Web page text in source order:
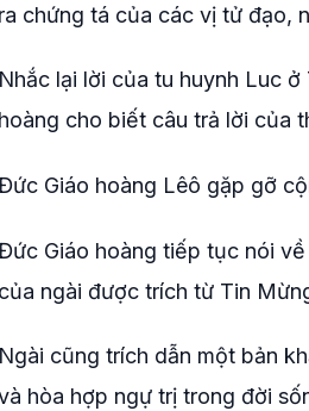
ra chứng tá của các vị tử đạo,
Nhắc lại lời của tu huynh Luc
hoàng cho biết câu trả lời của
Giáo hoàng Lêô gặp gỡ
Giáo hoàng tiếp tục nói
của ngài được trích từ Tin
Ngài cũng trích dẫn một bản
hòa hợp ngự trị trong đời